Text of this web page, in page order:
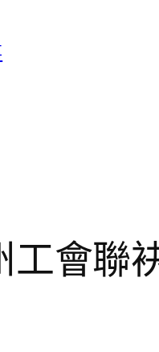
工會聯